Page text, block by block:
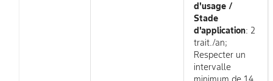
d'usage /
Stade
d'application: 2
trait./an;
Respecter un
intervalle